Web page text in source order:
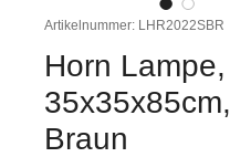
Artikelnummer: LHR2022SBR
Horn Lampe,
35x35x85cm,
Braun